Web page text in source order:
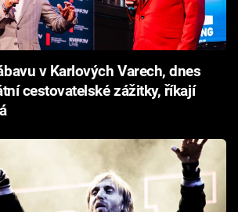
v Karlových Varech, dnes
cestovatelské zážitky, říkají